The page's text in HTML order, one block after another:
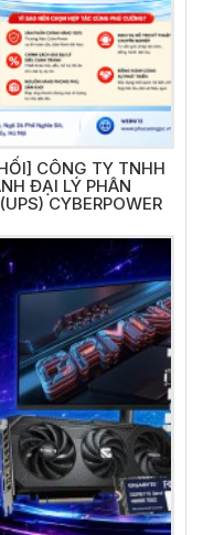
CÔNG TY TNHH
ĐẠI LÝ PHÂN
CYBERPOWER